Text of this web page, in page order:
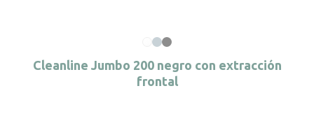
Cleanline Jumbo 200 negro con extracción
frontal